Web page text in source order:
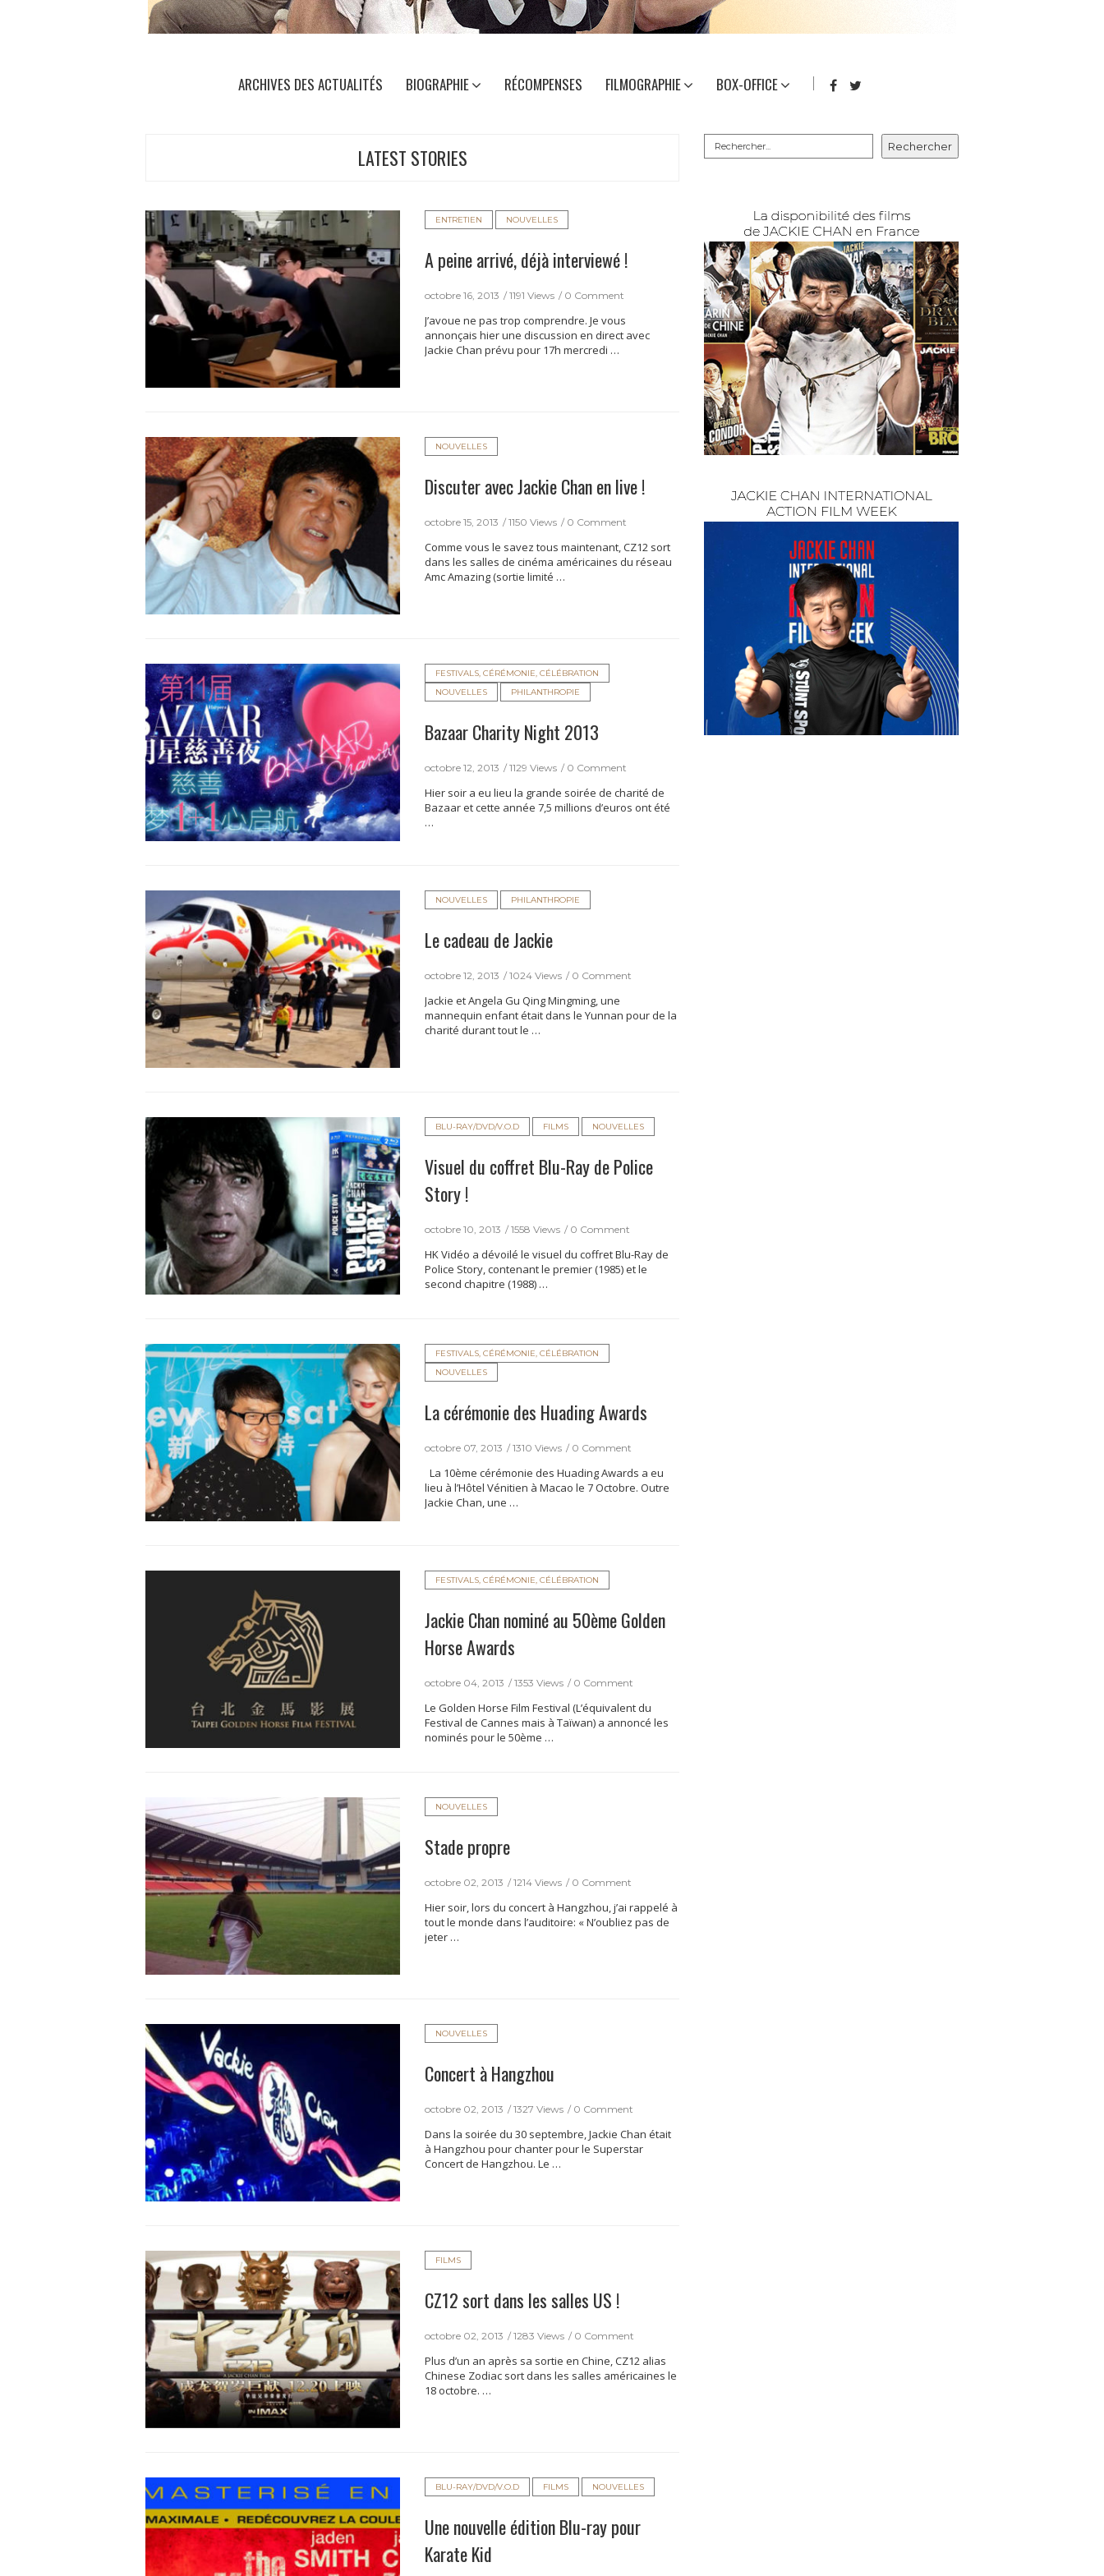
ARCHIVES DES ACTUALITÉS BIOGRAPHIE RÉCOMPENSES FILMOGRAPHIE BOX-OFFICE
LATEST STORIES
ENTRETIEN NOUVELLES
A peine arrivé, déjà interviewé !
octobre 16, 2013 1191 Views 0 Comment
J’avoue ne pas trop comprendre. Je vous
annonçais hier une discussion en direct avec
Jackie Chan prévu pour 17h mercredi …
NOUVELLES
Discuter avec Jackie Chan en live !
octobre 15, 2013 1150 Views 0 Comment
Comme vous le savez tous maintenant, CZ12 sort
dans les salles de cinéma américaines du réseau
Amc Amazing (sortie limité …
FESTIVALS, CÉRÉMONIE, CÉLÉBRATION
NOUVELLES
PHILANTHROPIE
Bazaar Charity Night 2013
octobre 12, 2013 1129 Views 0 Comment
Hier soir a eu lieu la grande soirée de charité de
Bazaar et cette année 7,5 millions d’euros ont été
…
NOUVELLES PHILANTHROPIE
Le cadeau de Jackie
octobre 12, 2013 1024 Views 0 Comment
Jackie et Angela Gu Qing Mingming, une
mannequin enfant était dans le Yunnan pour de la
charité durant tout le …
BLU-RAY/DVD/V.O.D FILMS NOUVELLES
Visuel du coffret Blu-Ray de Police
Story !
octobre 10, 2013 1558 Views 0 Comment
HK Vidéo a dévoilé le visuel du coffret Blu-Ray de
Police Story, contenant le premier (1985) et le
second chapitre (1988) …
FESTIVALS, CÉRÉMONIE, CÉLÉBRATION
NOUVELLES
La cérémonie des Huading Awards
octobre 07, 2013 1310 Views 0 Comment
La 10ème cérémonie des Huading Awards a eu
lieu à l’Hôtel Vénitien à Macao le 7 Octobre. Outre
Jackie Chan, une …
FESTIVALS, CÉRÉMONIE, CÉLÉBRATION
Jackie Chan nominé au 50ème Golden
Horse Awards
octobre 04, 2013 1353 Views 0 Comment
Le Golden Horse Film Festival (L’équivalent du
Festival de Cannes mais à Taïwan) a annoncé les
nominés pour le 50ème …
NOUVELLES
Stade propre
octobre 02, 2013 1214 Views 0 Comment
Hier soir, lors du concert à Hangzhou, j’ai rappelé à
tout le monde dans l’auditoire: « N’oubliez pas de
jeter …
NOUVELLES
Concert à Hangzhou
octobre 02, 2013 1327 Views 0 Comment
Dans la soirée du 30 septembre, Jackie Chan était
à Hangzhou pour chanter pour le Superstar
Concert de Hangzhou. Le …
FILMS
CZ12 sort dans les salles US !
octobre 02, 2013 1283 Views 0 Comment
Plus d’un an après sa sortie en Chine, CZ12 alias
Chinese Zodiac sort dans les salles américaines le
18 octobre. …
BLU-RAY/DVD/V.O.D FILMS NOUVELLES
Une nouvelle édition Blu-ray pour
Karate Kid
Rechercher
Rechercher